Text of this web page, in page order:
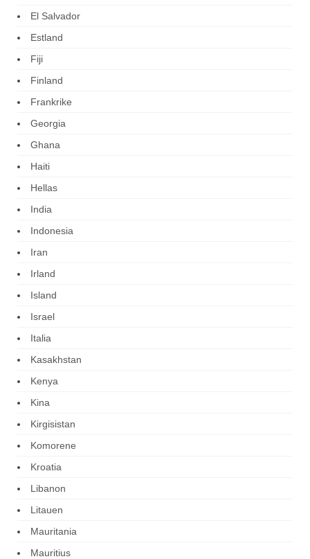
El Salvador
Estland
Fiji
Finland
Frankrike
Georgia
Ghana
Haiti
Hellas
India
Indonesia
Iran
Irland
Island
Israel
Italia
Kasakhstan
Kenya
Kina
Kirgisistan
Komorene
Kroatia
Libanon
Litauen
Mauritania
Mauritius